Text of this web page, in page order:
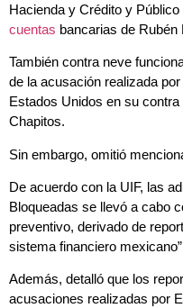
Hacienda y Crédito y
cuentas bancarias de Rubén
También contra neve
de la acusación realizada
Estados Unidos en su
Chapitos.
Sin embargo, omitió
De acuerdo con la UIF, las
Bloqueadas se llevó a cabo
preventivo, derivado de
sistema financiero
Además, detalló que los
acusaciones realizadas por